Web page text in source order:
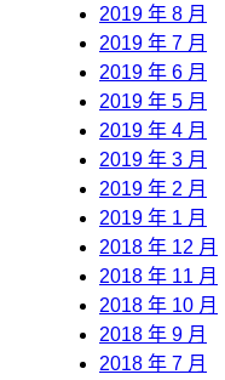
2019 年 8 月
2019 年 7 月
2019 年 6 月
2019 年 5 月
2019 年 4 月
2019 年 3 月
2019 年 2 月
2019 年 1 月
2018 年 12 月
2018 年 11 月
2018 年 10 月
2018 年 9 月
2018 年 7 月